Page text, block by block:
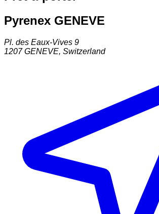
Pyrenex GENEVE
Pl. des Eaux-Vives 9
1207 GENEVE, Switzerland